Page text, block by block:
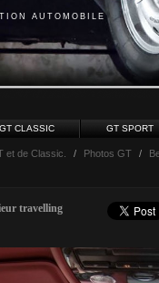
AUTOMOBILE
GT CLASSIC GT SPORT
et de Classic. / Photos GT /
travelling